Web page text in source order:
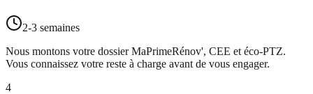
2-3 semaines
Nous montons votre dossier MaPrimeRénov', CEE et éco-PTZ.
Vous connaissez votre reste à charge avant de vous engager.
4